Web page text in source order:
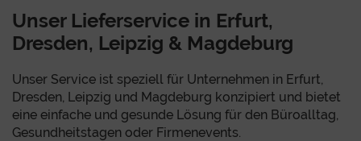
Unser Lieferservice in Erfurt,
Dresden, Leipzig & Magdeburg
Unser Service ist speziell für Unternehmen in Erfurt,
Dresden, Leipzig und Magdeburg konzipiert und bietet
eine einfache und gesunde Lösung für den Büroalltag,
Gesundheitstagen oder Firmenevents.